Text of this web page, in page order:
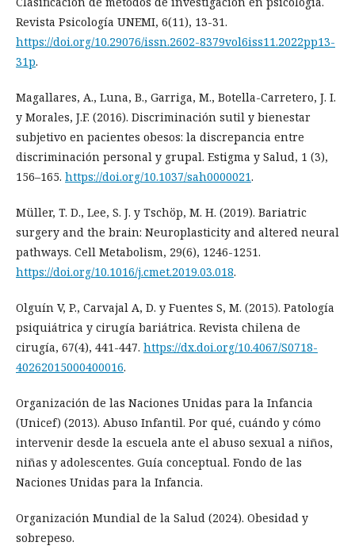
Revista Psicología UNEMI, 6(11), 13-31.
https://doi.org/10.29076/issn.2602-8379vol6iss11.2022pp13-
31p.
Magallares, A., Luna, B., Garriga, M., Botella-Carretero, J. I.
y Morales, J.F. (2016). Discriminación sutil y bienestar
subjetivo en pacientes obesos: la discrepancia entre
discriminación personal y grupal. Estigma y Salud, 1 (3),
156–165. https://doi.org/10.1037/sah0000021.
Müller, T. D., Lee, S. J. y Tschöp, M. H. (2019). Bariatric
surgery and the brain: Neuroplasticity and altered neural
pathways. Cell Metabolism, 29(6), 1246-1251.
https://doi.org/10.1016/j.cmet.2019.03.018.
Olguín V, P., Carvajal A, D. y Fuentes S, M. (2015). Patología
psiquiátrica y cirugía bariátrica. Revista chilena de
cirugía, 67(4), 441-447. https://dx.doi.org/10.4067/S0718-
40262015000400016.
Organización de las Naciones Unidas para la Infancia
(Unicef) (2013). Abuso Infantil. Por qué, cuándo y cómo
intervenir desde la escuela ante el abuso sexual a niños,
niñas y adolescentes. Guía conceptual. Fondo de las
Naciones Unidas para la Infancia.
Organización Mundial de la Salud (2024). Obesidad y
sobrepeso.